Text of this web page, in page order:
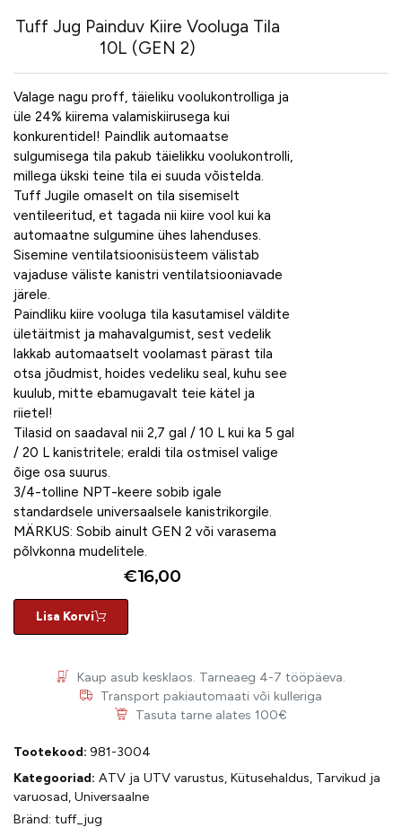
Tuff Jug Painduv Kiire Vooluga Tila
10L (GEN 2)
Valage nagu proff, täieliku voolukontrolliga ja
üle 24% kiirema valamiskiirusega kui
konkurentidel! Paindlik automaatse
sulgumisega tila pakub täielikku voolukontrolli,
millega ükski teine tila ei suuda võistelda.
Tuff Jugile omaselt on tila sisemiselt
ventileeritud, et tagada nii kiire vool kui ka
automaatne sulgumine ühes lahenduses.
Sisemine ventilatsioonisüsteem välistab
vajaduse väliste kanistri ventilatsiooniavade
järele.
Paindliku kiire vooluga tila kasutamisel väldite
ületäitmist ja mahavalgumist, sest vedelik
lakkab automaatselt voolamast pärast tila
otsa jõudmist, hoides vedeliku seal, kuhu see
kuulub, mitte ebamugavalt teie kätel ja
riietel!
Tilasid on saadaval nii 2,7 gal / 10 L kui ka 5 gal
/ 20 L kanistritele; eraldi tila ostmisel valige
õige osa suurus.
3/4-tolline NPT-keere sobib igale
standardsele universaalsele kanistrikorgile.
MÄRKUS: Sobib ainult GEN 2 või varasema
põlvkonna mudelitele.
€16,00
Lisa Korvi
Kaup asub kesklaos. Tarneaeg 4-7 tööpäeva.
Transport pakiautomaati või kulleriga
Tasuta tarne alates 100€
Tootekood: 981-3004
Kategooriad: ATV ja UTV varustus, Kütusehaldus, Tarvikud ja
varuosad, Universaalne
Bränd: tuff_jug